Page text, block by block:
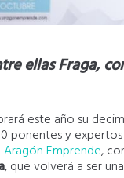
ellas Fraga,
este año su
ponentes y
Emprende,
, que volverá a ser